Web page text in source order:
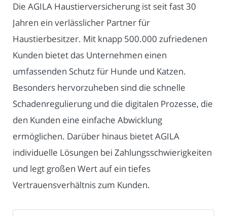
Die AGILA Haustierversicherung ist seit fast 30
Jahren ein verlässlicher Partner für
Haustierbesitzer. Mit knapp 500.000 zufriedenen
Kunden bietet das Unternehmen einen
umfassenden Schutz für Hunde und Katzen.
Besonders hervorzuheben sind die schnelle
Schadenregulierung und die digitalen Prozesse, die
den Kunden eine einfache Abwicklung
ermöglichen. Darüber hinaus bietet AGILA
individuelle Lösungen bei Zahlungsschwierigkeiten
und legt großen Wert auf ein tiefes
Vertrauensverhältnis zum Kunden.